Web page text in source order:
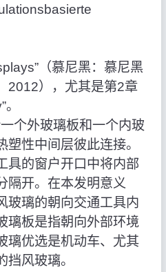
（慕尼黑：慕尼黑
2012），尤其是第2章
个外玻璃板和一个内玻
性中间层彼此连接。
具的窗户开口中将内部
隔开。在本发明意义
玻璃的朝向交通工具内
璃板是指朝向外部环境
璃优选是机动车、尤其
风玻璃。